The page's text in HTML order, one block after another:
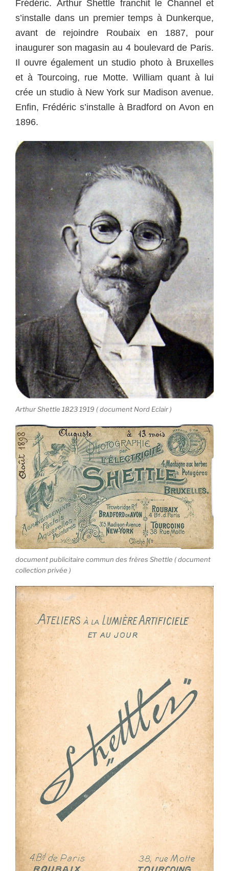
Frédéric. Arthur Shettle franchit le Channel et
s’installe dans un premier temps à Dunkerque,
avant de rejoindre Roubaix en 1887, pour
inaugurer son magasin au 4 boulevard de Paris.
Il ouvre également un studio photo à Bruxelles
et à Tourcoing, rue Motte. William quant à lui
crée un studio à New York sur Madison avenue.
Enfin, Frédéric s’installe à Bradford on Avon en
1896.
Arthur Shettle 1823 1919 ( document Nord Eclair )
document publicitaire commun des frères Shettle ( document
collection privée )